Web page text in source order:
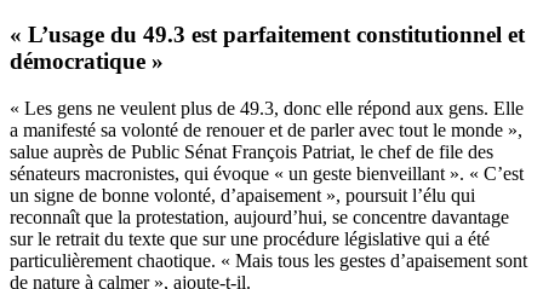
« L’usage du 49.3 est parfaitement constitutionnel et
démocratique »
« Les gens ne veulent plus de 49.3, donc elle répond aux gens. Elle
a manifesté sa volonté de renouer et de parler avec tout le monde »,
salue auprès de Public Sénat François Patriat, le chef de file des
sénateurs macronistes, qui évoque « un geste bienveillant ». « C’est
un signe de bonne volonté, d’apaisement », poursuit l’élu qui
reconnaît que la protestation, aujourd’hui, se concentre davantage
sur le retrait du texte que surune procédure législative qui a été
particulièrement chaotique. « Mais tous les gestes d’apaisement sont
de nature à calmer », ajoute-t-il.